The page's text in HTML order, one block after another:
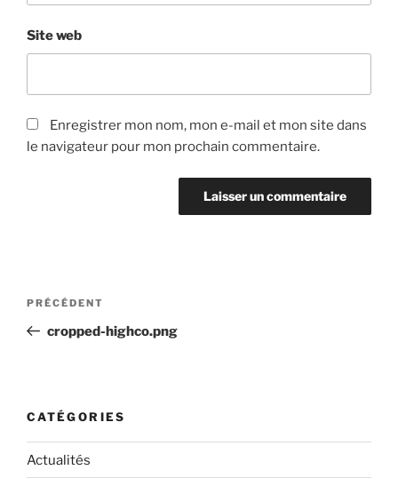
Site web
Enregistrer mon nom, mon e-mail et mon site dans
le navigateur pour mon prochain commentaire.
Navigation
l’article
Article
précédent
PRÉCÉDENT
cropped-highco.png
CATÉGORIES
Actualités